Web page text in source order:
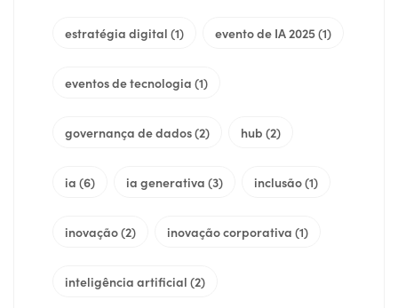
estratégia digital (1) evento de IA 2025(1)
eventos de tecnologia (1)
governança de dados(2) hub (2)
ia (6) ia generativa (3) inclusão(1)
inovação(2) inovação corporativa (1)
inteligência artificial (2)